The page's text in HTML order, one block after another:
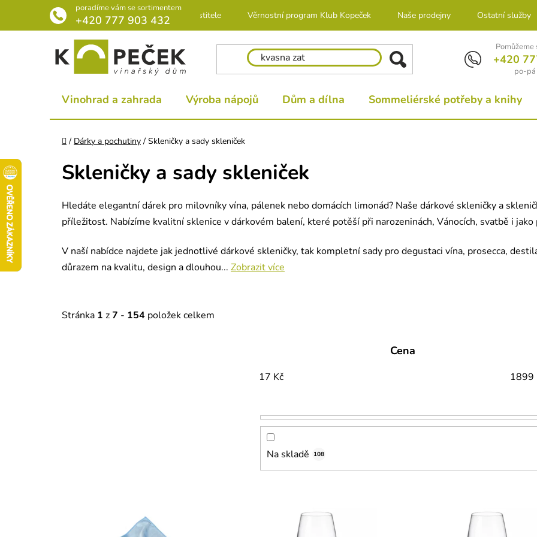
obsah
poradíme vám se sortimentem
+420 777 903 432Rádce pro pěstitele Věrnostní program Klub Kopeček Naše prodejny Ostatní služby
Pomůžeme
+420
po-
Vinohrad a zahrada Výroba nápojů Dům a dílna Sommeliérské potřeby a knihy
Domů
/ Dárky a pochutiny / Skleničky a sady skleniček
Skleničky a sady skleniček
Hledáte elegantní dárek pro milovníky vína, pálenek nebo domácích limonád? Naše dárkové skleničky a
příležitost. Nabízíme kvalitní sklenice v dárkovém balení, které potěší při narozeninách, Vánocích, svatbě i
V naší nabídce najdete jak jednotlivé dárkové skleničky, tak kompletní sady pro degustaci vína, prosecca,
důrazem na kvalitu, design a dlouhou... Zobrazit více
Stránka 1 z7 - 154 položek celkem
Cena
17 Kč 1899
Na skladě 108